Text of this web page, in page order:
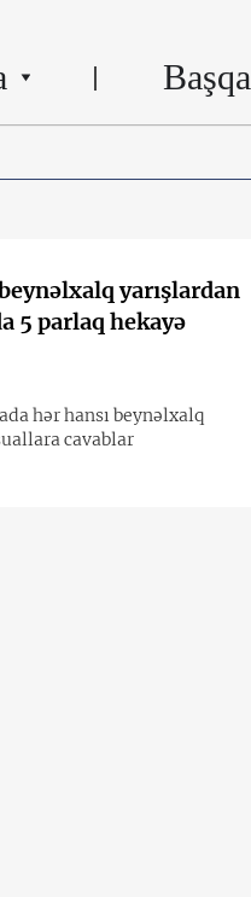
Başqa
yarışlardan
5 parlaq hekayə
hər hansı beynəlxalq
cavablar